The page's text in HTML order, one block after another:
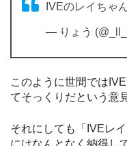
IVEのレイちゃ
— りょう
このように世間では
てそっくりだという意
それにしても「IVEレ